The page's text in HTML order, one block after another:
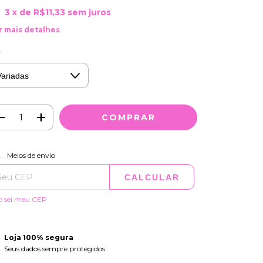
3 x de R$11,33 sem juros
mais detalhes
para o CEP:
Meios de envio
CALCULAR
sei meu CEP
Loja 100% segura
Seus dados sempre protegidos